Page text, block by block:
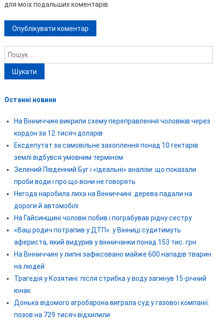
для моїх подальших коментарів.
Пошук:
Останні новини
На Вінниччині викрили схему переправлення чоловіків через
кордон за 12 тисяч доларів
Ексдепутат за самовільне захоплення понад 10 гектарів
землі відбувся умовним терміном
Зелений Південний Буг і «ідеальні» аналізи: що показали
проби води і про що вони не говорять
Негода наробила лиха на Вінниччині: дерева падали на
дороги й автомобілі
На Гайсинщині чоловік побив і пограбував рідну сестру
«Ваш родич потрапив у ДТП»: у Вінниці судитимуть
афериста, який видурив у вінничанки понад 153 тис. грн
На Вінниччині у липні зафіксовано майже 600 нападів тварин
на людей
Трагедія у Козятині: після стрибка у воду загинув 15-річний
юнак
Донька відомого агробарона виграла суд у газової компанії:
позов на 729 тисяч відхилили